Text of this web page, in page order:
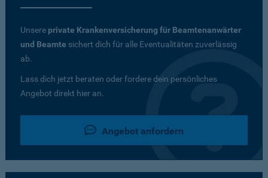
Unsere private Krankenversicherung für Beamtenanwärter
und Beamte sichert dich für alle Eventualitäten zuverlässig
ab.
Lass dich jetzt beraten oder fordere dein persönliches
Angebot direkt hier an.
Angebot anfordern